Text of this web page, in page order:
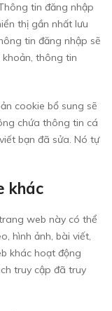
tin đăng nhập
thị gần nhất lưu
tin đăng nhập sẽ
thông tin
cookie bổ sung sẽ
chứa thông tin cá
bạn đã sửa. Nó tự
khác
web này có thể
hình ảnh, bài viết,
khác hoạt động
truy cập đã truy